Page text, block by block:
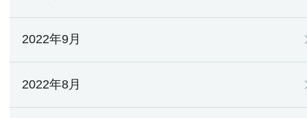
2022年9月
2022年8月